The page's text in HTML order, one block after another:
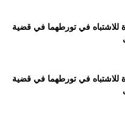
للاشتباه في تورطهما في قضية
للاشتباه في تورطهما في قضية